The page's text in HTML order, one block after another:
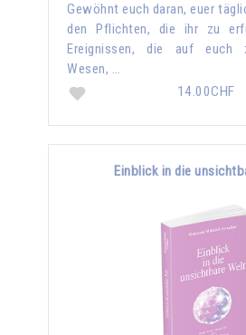
Gewöhnt euch daran, euer
den Pflichten, die ihr zu
Ereignissen, die auf euch
Wesen, …
14.00CHF
Einblick in die